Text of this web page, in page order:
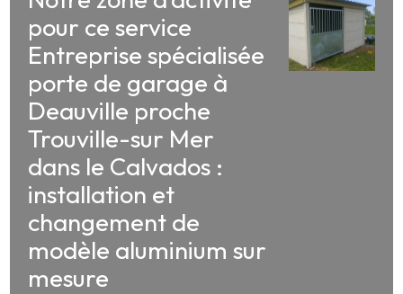
pour ce service
Entreprise spécialisée
porte de garage à
Deauville proche
Trouville-sur Mer
dans le Calvados :
installation et
changement de
modèle aluminium sur
mesure